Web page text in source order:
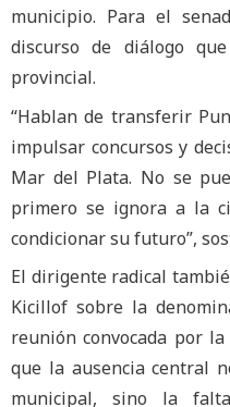
municipio. Para el
discurso de diálogo
provincial.
“Hablan de transferir
impulsar concursos y
Mar del Plata. No se
primero se ignora a la
condicionar su futuro”,
El dirigente radical
Kicillof sobre la
reunión convocada por
que la ausencia central
municipal, sino la